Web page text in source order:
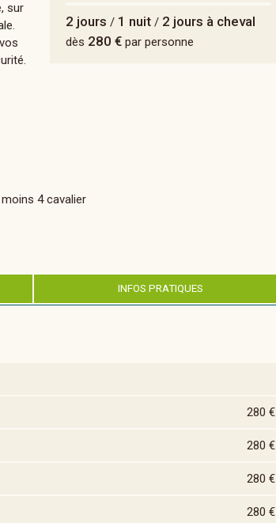
2 jours / 1 nuit/ 2 jours à cheval
dès 280 €par personne
sur
4 cavalier
INFOS PRATIQUES
280 €
280 €
280 €
280 €